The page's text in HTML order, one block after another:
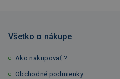
Všetko o nákupe
Ako nakupovať ?
Obchodné podmienky